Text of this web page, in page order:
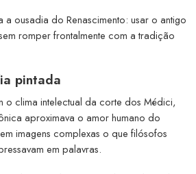
a ousadia do Renascimento: usar o antigo
romper frontalmente com a tradição
pintada
o clima intelectual da corte dos Médici,
aproximava o amor humano do
imagens complexas o que filósofos
em palavras.